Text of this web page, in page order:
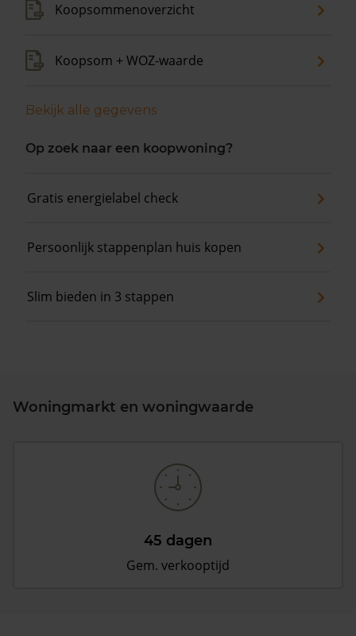
Koopsommenoverzicht
Koopsom + WOZ-waarde
Bekijk alle gegevens
Op zoek naar een koopwoning?
Gratis energielabel check
Persoonlijk stappenplan huis kopen
Slim bieden in 3 stappen
Woningmarkt en woningwaarde
45 dagen
Gem. verkooptijd